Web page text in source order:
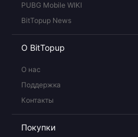
PUBG Mobile WIKI
BitTopup News
О BitTopup
О нас
Поддержка
Контакты
Покупки